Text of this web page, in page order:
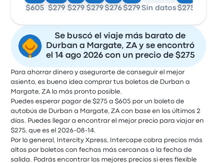
$605 $279 $279 $279$276$279Sin datos$275
Se buscó el viaje más barato de
Durban a Margate, ZA y se encontró
el 14 ago 2026 con un precio de $275
Para ahorrar dinero y asegurarte de conseguir el mejor
asiento, es buena idea comprar tus boletos de Durban a
Margate, ZA lo más pronto posible.
Puedes esperar pagar de $275 a $605 por un boleto de
autobús de Durban a Margate, ZA con base en los últimos 2
días. Puedes llegar a encontrar el mejor precio para viajar en
$275, que es el 2026-08-14.
Por lo general, Intercity Xpress, Intercape cobra precios más
altos por boletos con fechas más cercanas a la fecha de
salida. Podrás encontrar los mejores precios si eres flexible